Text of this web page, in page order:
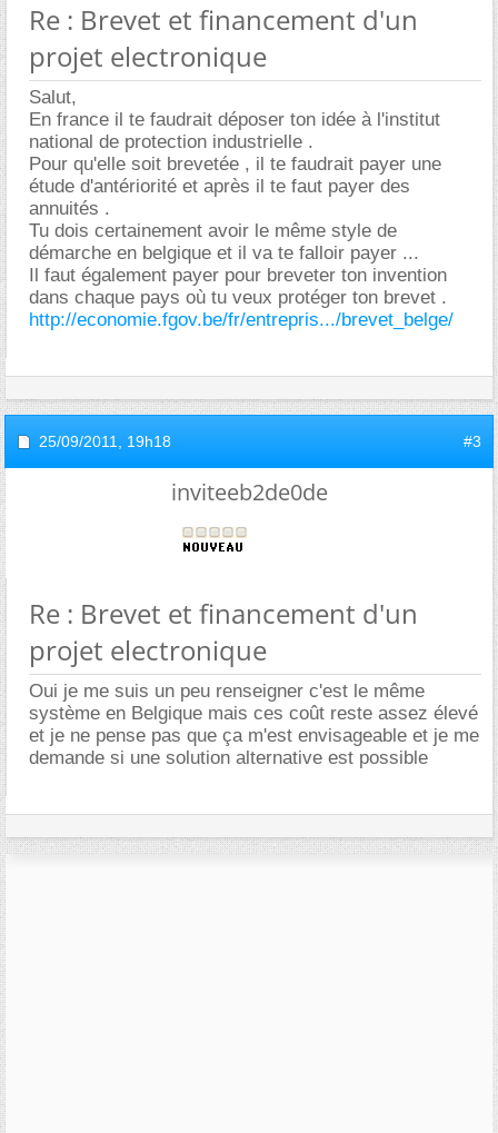
Re : Brevet et financement d'un
projet electronique
Salut,
En france il te faudrait déposer ton idée à l'institut
national de protection industrielle .
Pour qu'elle soit brevetée , il te faudrait payer une
étude d'antériorité et après il te faut payer des
annuités .
Tu dois certainement avoir le même style de
démarche en belgique et il va te falloir payer ...
Il faut également payer pour breveter ton invention
dans chaque pays où tu veux protéger ton brevet .
http://economie.fgov.be/fr/entrepris.../brevet_belge/
25/09/2011, 19h18 #3
inviteeb2de0de
Re : Brevet et financement d'un
projet electronique
Oui je me suis un peu renseigner c'est le même
système en Belgique mais ces coût reste assez élevé
et je ne pense pas que ça m'est envisageable et je me
demande si une solution alternative est possible